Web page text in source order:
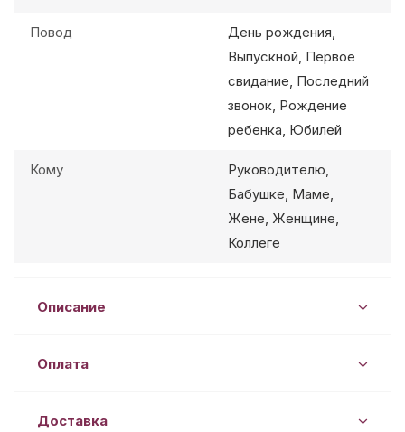
Повод
День рождения,
Выпускной, Первое
свидание, Последний
звонок, Рождение
ребенка, Юбилей
Кому
Руководителю,
Бабушке, Маме,
Жене, Женщине,
Коллеге
Описание
Оплата
Доставка